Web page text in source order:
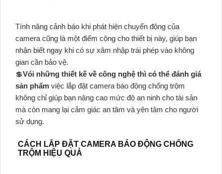
Tính năng cảnh báo khi phát hiện chuyển động của
camera cũng là một điểm cộng cho thiết bị này, giúp bạn
nhận biết ngay khi có sự xâm nhập trái phép vào không
gian cần bảo vệ.
💲Vói những thiết kế về công nghệ thì có thể đánh giá
sản phẩm việc lắp đặt camera báo động chống trộm
không chỉ giúp bạn nâng cao mức độ an ninh cho tài sản
mà còn mang lại cảm giác an tâm và yên tâm cho người
sử dụng.
CÁCH LẮP ĐẶT CAMERA BÁO ĐỘNG CHỐNG
TRỘM HIỆU QUẢ